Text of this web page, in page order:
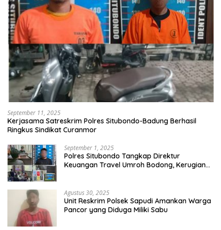
September 11, 2025
Kerjasama Satreskrim Polres Situbondo-Badung Berhasil
Ringkus Sindikat Curanmor
September 1, 2025
Polres Situbondo Tangkap Direktur
Keuangan Travel Umroh Bodong, Kerugian
Agustus 30, 2025
Unit Reskrim Polsek Sapudi Amankan Warga
Pancor yang Diduga Miliki Sabu